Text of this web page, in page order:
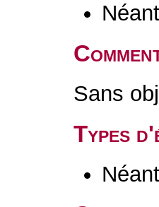
Néant
Sans
Types
Néant